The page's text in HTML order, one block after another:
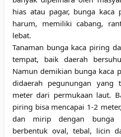
hias atau pagar, bunga
harum, memiliki cabang,
lebat.
Tanaman bunga kaca piring
tempat, baik daerah
Namun demikian bunga kaca
didaerah pegunungan
meter dari permukaan laut.
piring bisa mencapai 1-2
dan mirip dengan bunga
berbentuk oval, tebal, licin